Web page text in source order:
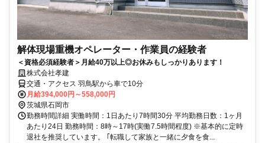
解体現場重機オペレーター・作業員の経験者
＜資格必須経験者＞月給40万以上◎お休みもしっかりあります！
株式会社孝建
交通・アクセス 羽鳥駅から車で10分
月給394,000円～558,000円
茨城県石岡市
勤務時間詳細 実働時間：1日あたり7時間30分 平均勤務日数：1ヶ月
あたり24日 勤務時間：8時～17時(実働7.5時間程度) ※基本的に定時
退社を推奨しています。 ｢転職して家族と一緒に夕食を食...